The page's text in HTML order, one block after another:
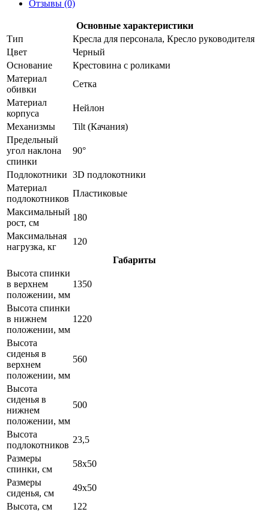
Отзывы (0)
Основные характеристики
Тип
Кресла для персонала, Кресло руководителя
Цвет
Черный
Основание
Крестовина с роликами
Материал
обивки
Сетка
Материал
корпуса
Нейлон
Механизмы
Tilt (Качания)
Предельный
угол наклона
спинки
90°
Подлокотники 3D подлокотники
Материал
подлокотников
Пластиковые
Максимальный
рост, см
180
Максимальная
нагрузка, кг
120
Габариты
Высота спинки
в верхнем
положении, мм
1350
Высота спинки
в нижнем
положении, мм
1220
Высота
сиденья в
верхнем
положении, мм
560
Высота
сиденья в
нижнем
положении, мм
500
Высота
подлокотников
23,5
Размеры
спинки, см
58х50
Размеры
сиденья, см
49х50
Высота, см
122